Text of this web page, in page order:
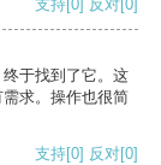
支持[0] 反对[0]
于找到了它。这
求。操作也很简
支持[0] 反对[0]